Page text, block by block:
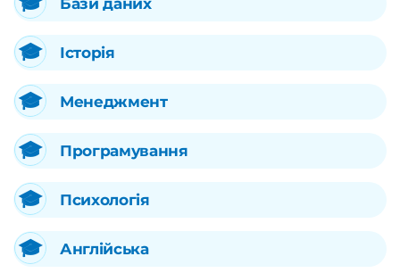
Бази даних
Історія
Менеджмент
Програмування
Психологія
Англійська